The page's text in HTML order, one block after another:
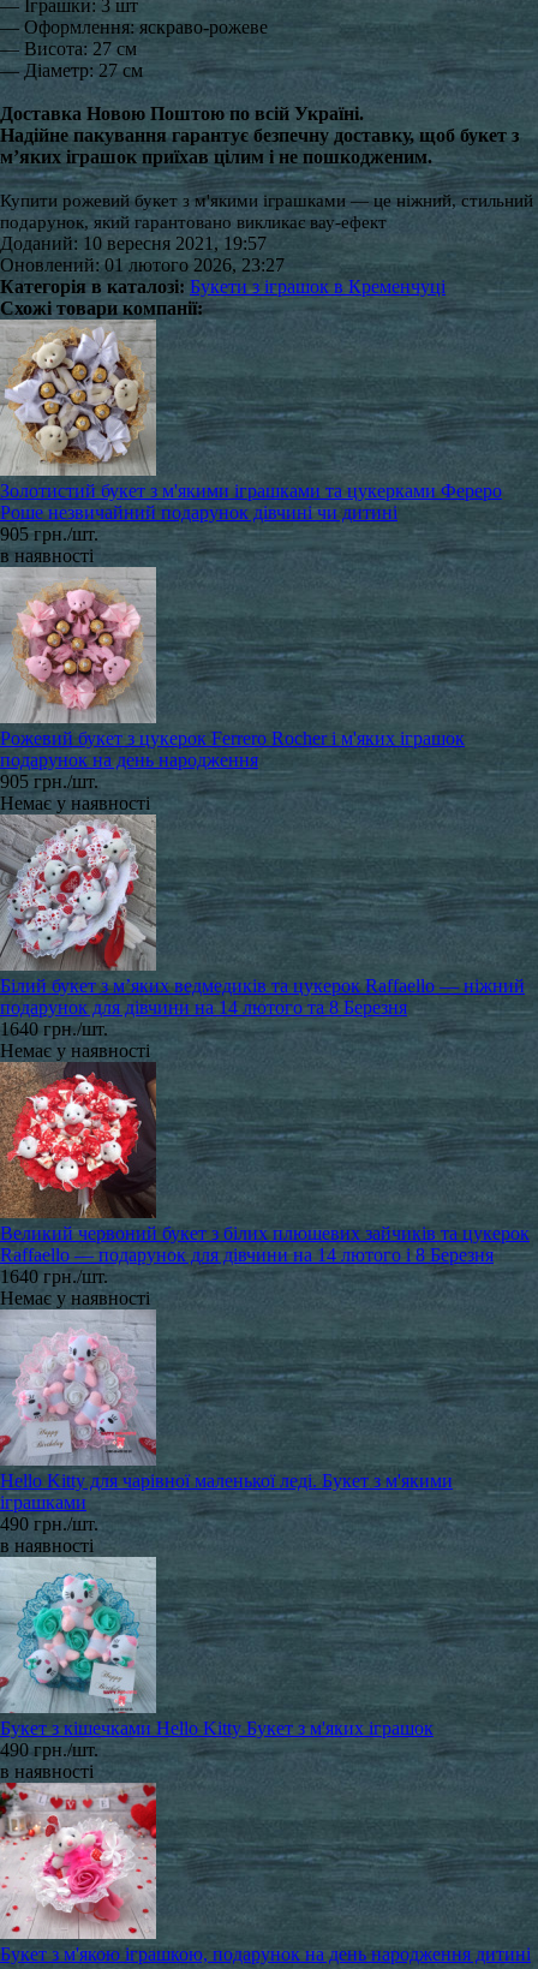
— Іграшки: 3 шт
— Оформлення: яскраво-рожеве
— Висота: 27 см
— Діаметр: 27 см
Доставка Новою Поштою по всій Україні.
Надійне пакування гарантує безпечну доставку, щоб букет з
м’яких іграшок приїхав цілим і не пошкодженим.
Купити рожевий букет з м'якими іграшками — це ніжний, стильний
подарунок, який гарантовано викликає вау-ефект
Доданий: 10 вересня 2021, 19:57
Оновлений: 01 лютого 2026, 23:27
Категорія в каталозі: Букети з іграшок в Кременчуці
Схожі товари компанії:
Золотистий букет з м'якими іграшками та цукерками Фереро
Роше незвичайний подарунок дівчині чи дитині
905 грн./шт.
в наявності
Рожевий букет з цукерок Ferrero Rocher і м'яких іграшок
подарунок на день народження
905 грн./шт.
Немає у наявності
Білий букет з м’яких ведмедиків та цукерок Raffaello — ніжний
подарунок для дівчини на 14 лютого та 8 Березня
1640 грн./шт.
Немає у наявності
Великий червоний букет з білих плюшевих зайчиків та цукерок
Raffaello — подарунок для дівчини на 14 лютого і 8 Березня
1640 грн./шт.
Немає у наявності
Hello Kitty для чарівної маленької леді. Букет з м'якими
іграшками
490 грн./шт.
в наявності
Букет з кішечками Hello Kitty Букет з м'яких іграшок
490 грн./шт.
в наявності
Букет з м'якою іграшкою, подарунок на день народження дитині